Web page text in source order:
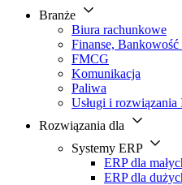
Branże
Biura rachunkowe
Finanse,
FMCG
Komunikacja
Paliwa
Usługi i rozwiązania
Rozwiązania dla
Systemy ERP
ERP dla
ERP dla